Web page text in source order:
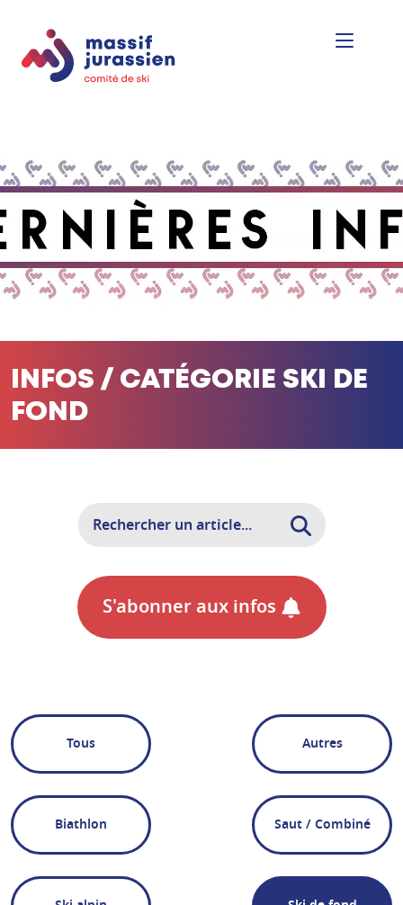
INFOS / CATÉGORIE SKI DE
FOND
S'abonner aux infos
Tous Autres
Biathlon Saut / Combiné